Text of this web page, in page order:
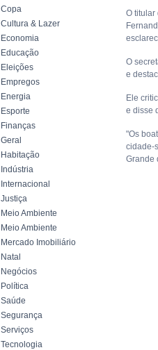
Copa
Cultura & Lazer
Economia
Educação
Eleições
Empregos
Energia
Esporte
Finanças
Geral
Habitação
Indústria
Internacional
Justiça
Meio Ambiente
Meio Ambiente
Mercado Imobiliário
Natal
Negócios
Política
Saúde
Segurança
Serviços
Tecnologia
O titular
O
e
Ele
e disse
"Os
cidade-
Grande